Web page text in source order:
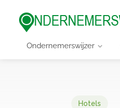
Ondernemerswijzer
Hotels